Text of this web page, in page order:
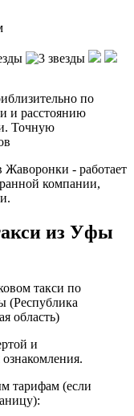
по
и расстоянию
Точную
Жаворонки - работает
компании,
из Уфы
такси по
(Республика
область)
и
тарифам (если